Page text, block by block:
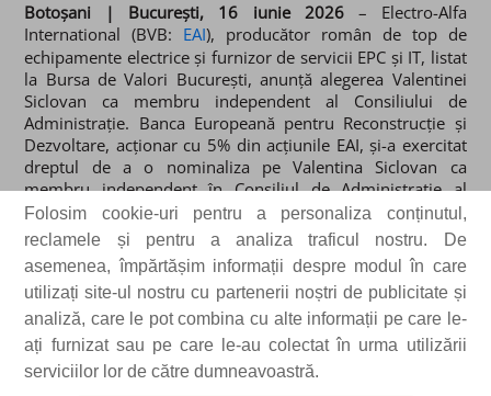
Folosim cookie-uri pentru a personaliza conținutul,
reclamele și pentru a analiza traficul nostru. De
asemenea, împărtășim informații despre modul în care
utilizați site-ul nostru cu partenerii noștri de publicitate și
analiză, care le pot combina cu alte informații pe care le-
ați furnizat sau pe care le-au colectat în urma utilizării
serviciilor lor de către dumneavoastră.
Botoșani | București, 16 iunie 2026
– Electro-Alfa
International (BVB: EAI), producător român de top de
echipamente electrice și furnizor de servicii EPC și IT, listat
la Bursa de Valori București, anunță alegerea Valentinei
Siclovan ca membru independent al Consiliului de
Administrație. Banca Europeană pentru Reconstrucție și
Dezvoltare, acționar cu 5% din acțiunile EAI, și-a exercitat
dreptul de a o nominaliza pe Valentina Siclovan ca
membru independent în Consiliul de Administrație al
Electro-Alfa International. Numirea Valentinei Siclovan a
fost aprobată de către acționarii EAI în timpul Adunării
Generale Ordinare a Acționarilor din 29 mai 2026.
Gheorghe Ciubotaru, Fondator și Președinte al Consiliului
de Administrației Electro-Alfa International,
declară:
„Numirea Valentinei Siclovan ca membru independent al
Consiliului de Administrație este încă un pas spre